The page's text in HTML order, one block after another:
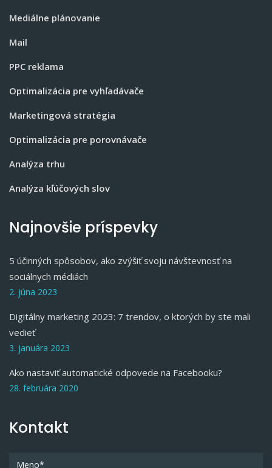
Mediálne plánovanie
Mail
PPC reklama
Optimalizácia pre vyhľadávače
Marketingová stratégia
Optimalizácia pre porovnávače
Analýza trhu
Analýza kľúčových slov
Najnovšie príspevky
5 účinných spôsobov, ako zvýšiť svoju návštevnosť na
sociálnych médiách
2. júna 2023
Digitálny marketing 2023: 7 trendov, o ktorých by ste mali
vedieť
3. januára 2023
Ako nastaviť automatické odpovede na Facebooku?
28. februára 2020
Kontakt